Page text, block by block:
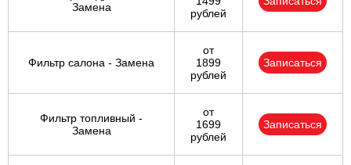
Замена
рублей
Фильтр салона - Замена
от
1899
рублей
Записаться
Фильтр топливный -
Замена
от
1699
рублей
Записаться